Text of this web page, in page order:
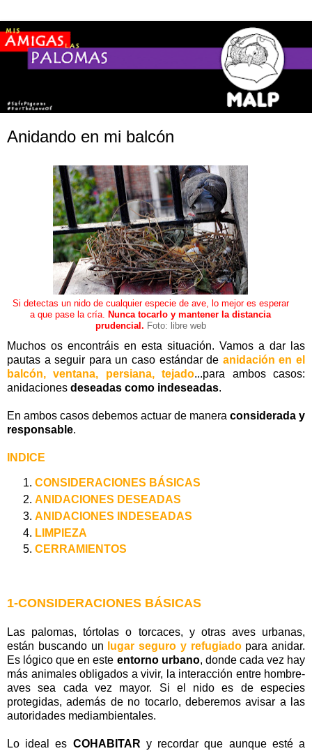
Anidando en mi balcón
Si detectas un nido de cualquier especie de ave, lo mejor es esperar
a que pase la cría.
Nunca tocarlo y mantener la distancia
prudencial. Foto: libre web
Muchos os encontráis en esta situación. Vamos a dar las
pautas a seguir para un caso estándar de anidación en el
balcón, ventana, persiana, tejado...para ambos casos:
anidaciones deseadas como indeseadas.
En ambos casos debemos actuar de manera considerada y
responsable.
INDICE
CONSIDERACIONES BÁSICAS
ANIDACIONES DESEADAS
ANIDACIONES INDESEADAS
LIMPIEZA
CERRAMIENTOS
1-CONSIDERACIONES BÁSICAS
Las palomas, tórtolas o torcaces, y otras aves urbanas,
están buscando un
lugar seguro y refugiadopara anidar.
Es lógico que en este entorno urbano, donde cada vez hay
más animales obligados a vivir, la interacción entre hombre-
aves sea cada vez mayor. Si el nido es de especies
protegidas, además de no tocarlo, deberemos avisar a las
autoridades mediambientales.
Lo ideal es COHABITAR y recordar que aunque esté a